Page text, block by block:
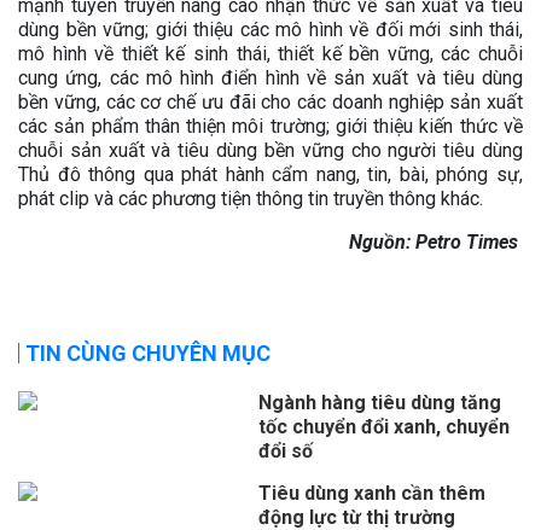
mạnh tuyên truyền nâng cao nhận thức về sản xuất và tiêu
dùng bền vững; giới thiệu các mô hình về đối mới sinh thái,
mô hình về thiết kế sinh thái, thiết kế bền vững, các chuỗi
cung ứng, các mô hình điển hình về sản xuất và tiêu dùng
bền vững, các cơ chế ưu đãi cho các doanh nghiệp sản xuất
các sản phẩm thân thiện môi trường; giới thiệu kiến thức về
chuỗi sản xuất và tiêu dùng bền vững cho người tiêu dùng
Thủ đô thông qua phát hành cẩm nang, tin, bài, phóng sự,
phát clip và các phương tiện thông tin truyền thông khác.
Nguồn: Petro Times
TIN CÙNG CHUYÊN MỤC
Ngành hàng tiêu dùng tăng
tốc chuyển đổi xanh, chuyển
đổi số
Tiêu dùng xanh cần thêm
động lực từ thị trường